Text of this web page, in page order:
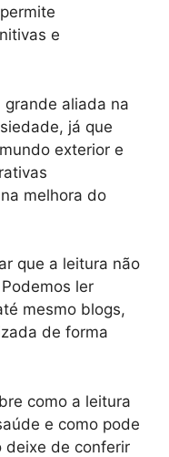
e
aliada na
já que
exterior e
melhora do
que a leitura não
ler
mesmo blogs,
de forma
como a leitura
e como pode
deixe de conferir